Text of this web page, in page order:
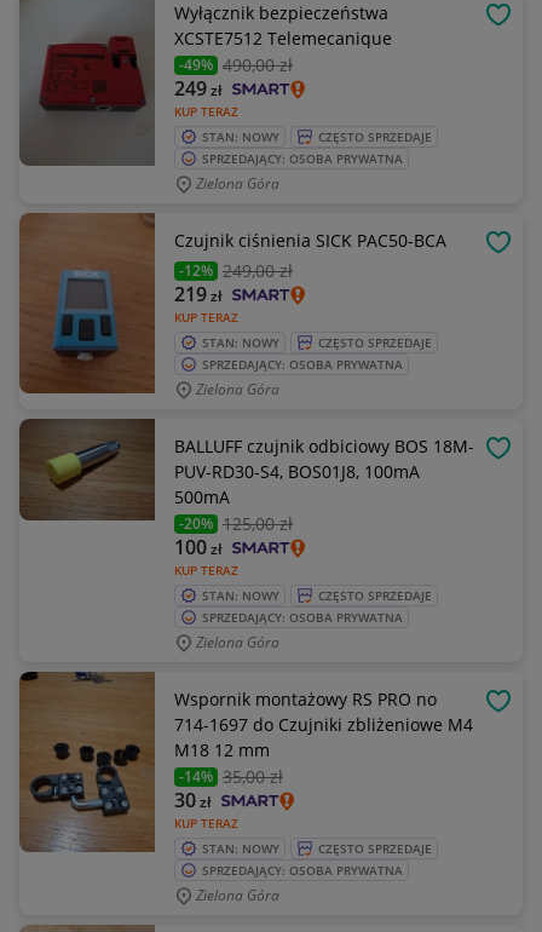
Wyłącznik bezpieczeństwa
XCSTE7512 Telemecanique
-49% 490,00 zł
KUP TERAZ
249zł
STAN: NOWY
CZĘSTO SPRZEDAJE
SPRZEDAJĄCY: OSOBA PRYWATNA
Zielona Góra
Czujnik ciśnienia SICK PAC50-BCA
-12% 249,00 zł
KUP TERAZ
219zł
STAN: NOWY
CZĘSTO SPRZEDAJE
SPRZEDAJĄCY: OSOBA PRYWATNA
Zielona Góra
BALLUFF czujnik odbiciowy BOS 18M-
PUV-RD30-S4, BOS01J8, 100mA
500mA
-20% 125,00 zł
KUP TERAZ
100zł
STAN: NOWY
CZĘSTO SPRZEDAJE
SPRZEDAJĄCY: OSOBA PRYWATNA
Zielona Góra
Wspornik montażowy RS PRO no
714-1697 do Czujniki zbliżeniowe M4
M18 12 mm
-14% 35,00 zł
KUP TERAZ
30zł
STAN: NOWY
CZĘSTO SPRZEDAJE
SPRZEDAJĄCY: OSOBA PRYWATNA
Zielona Góra